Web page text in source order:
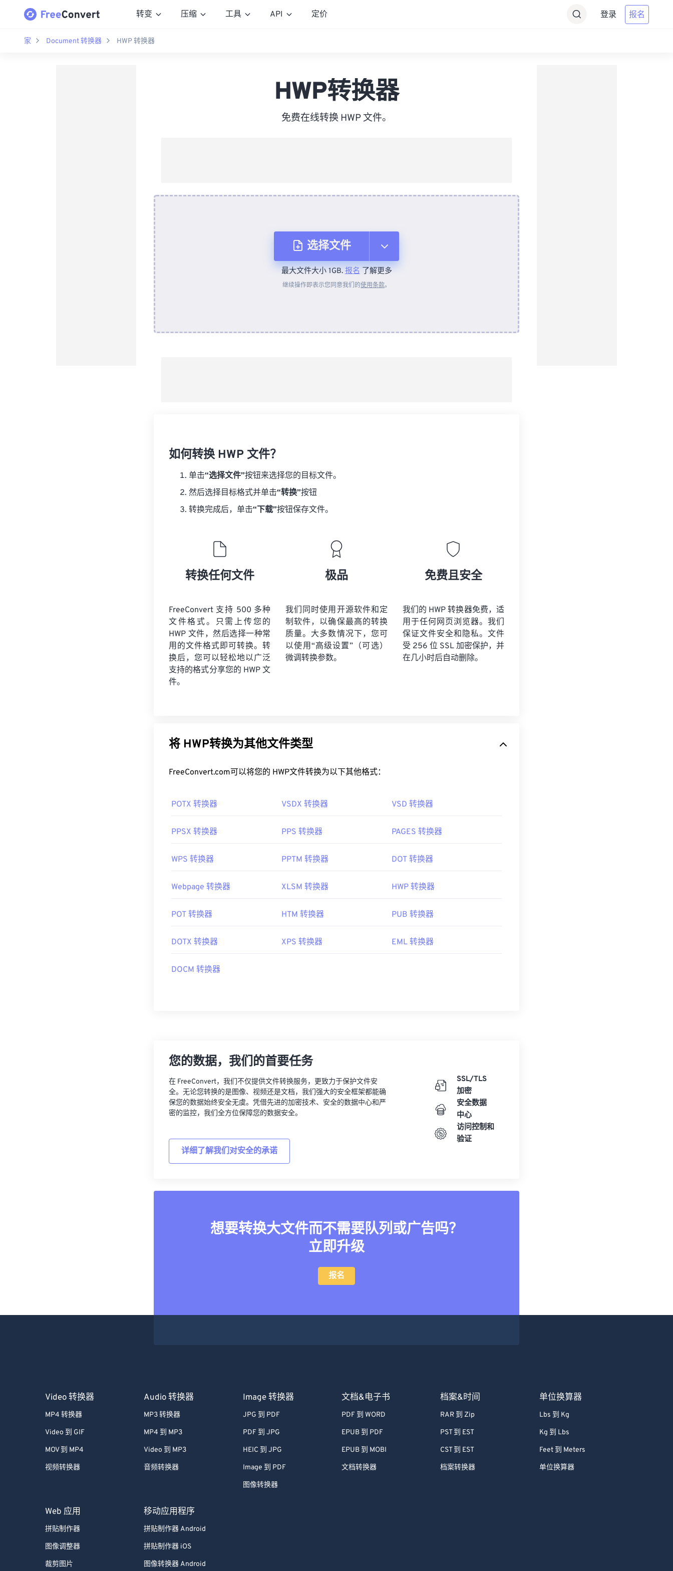
转变 压缩 工具 API 定价 登录 报名
家 Document 转换器 HWP 转换器
HWP转换器
免费在线转换 HWP 文件。
选择文件
从设备
最大文件大小 1GB.报名了解更多
继续操作即表示您同意我们的使用条款。
如何转换 HWP 文件？
单击“选择文件”按钮来选择您的目标文件。
然后选择目标格式并单击“转换”按钮
转换完成后，单击“下载”按钮保存文件。
转换任何文件
FreeConvert 支持 500 多种
文件格式。只需上传您的
HWP 文件，然后选择一种常
用的文件格式即可转换。转
换后，您可以轻松地以广泛
支持的格式分享您的 HWP 文
件。
极品
我们同时使用开源软件和定
制软件，以确保最高的转换
质量。大多数情况下，您可
以使用“高级设置”（可选）
微调转换参数。
免费且安全
我们的 HWP 转换器免费，适
用于任何网页浏览器。我们
保证文件安全和隐私。文件
受 256 位 SSL 加密保护，并
在几小时后自动删除。
将 HWP转换为其他文件类型
FreeConvert.com可以将您的 HWP文件转换为以下其他格式：
POTX 转换器 VSDX 转换器 VSD 转换器
PPSX 转换器 PPS 转换器 PAGES 转换器
WPS 转换器 PPTM 转换器 DOT 转换器
Webpage 转换器 XLSM 转换器 HWP 转换器
POT 转换器 HTM 转换器 PUB 转换器
DOTX 转换器 XPS 转换器 EML 转换器
DOCM 转换器
您的数据，我们的首要任务
在 FreeConvert，我们不仅提供文件转换服务，更致力于保护文件安
全。无论您转换的是图像、视频还是文档，我们强大的安全框架都能确
保您的数据始终安全无虞。凭借先进的加密技术、安全的数据中心和严
密的监控，我们全方位保障您的数据安全。
详细了解我们对安全的承诺
SSL/TLS
加密
安全数据
中心
访问控制和
验证
想要转换大文件而不需要队列或广告吗？
立即升级
报名
Video 转换器
MP4 转换器
Video 到 GIF
MOV 到 MP4
视频转换器
Audio 转换器
MP3 转换器
MP4 到 MP3
Video 到 MP3
音频转换器
Image 转换器
JPG 到 PDF
PDF 到 JPG
HEIC 到 JPG
Image 到 PDF
图像转换器
文档&电子书
PDF 到 WORD
EPUB 到 PDF
EPUB 到 MOBI
文档转换器
档案&时间
RAR 到 Zip
PST 到 EST
CST 到 EST
档案转换器
单位换算器
Lbs 到 Kg
Kg 到 Lbs
Feet 到 Meters
单位换算器
Web 应用
拼贴制作器
图像调整器
裁剪图片
移动应用程序
拼贴制作器 Android
拼贴制作器 iOS
图像转换器 Android